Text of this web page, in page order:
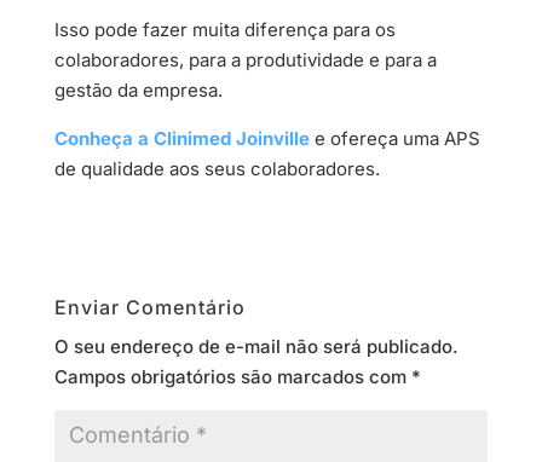
Isso pode fazer muita diferença para os
colaboradores, para a produtividade e para a
gestão da empresa.
Conheça a Clinimed Joinvillee ofereça uma APS
de qualidade aos seus colaboradores.
Enviar Comentário
O seu endereço de e-mail não será publicado.
Campos obrigatórios são marcados com *